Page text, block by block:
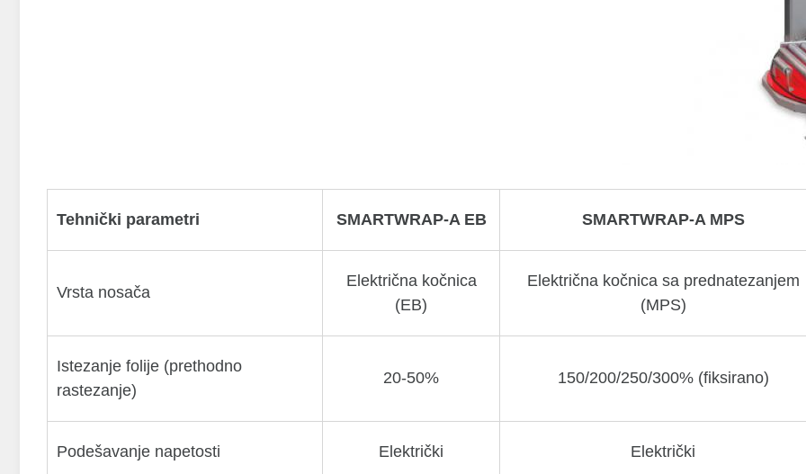
Tehnički parametri SMARTWRAP-A EB SMARTWRAP-A MPS
Vrsta nosača
Električna kočnica
(EB)
Električna kočnica sa prednatezanjem
(MPS)
Istezanje folije (prethodno
rastezanje)
20-50% 150/200/250/300% (fiksirano)
Podešavanje napetosti Električki Električki